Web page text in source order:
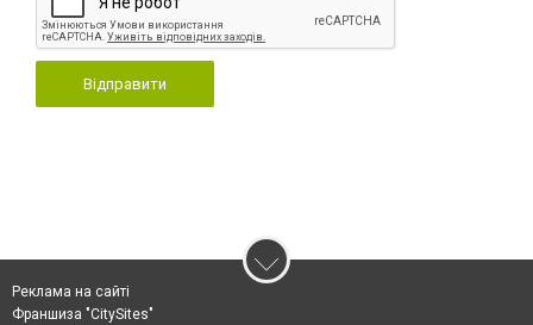
Відправити
Реклама на сайті
Франшиза "CitySites"